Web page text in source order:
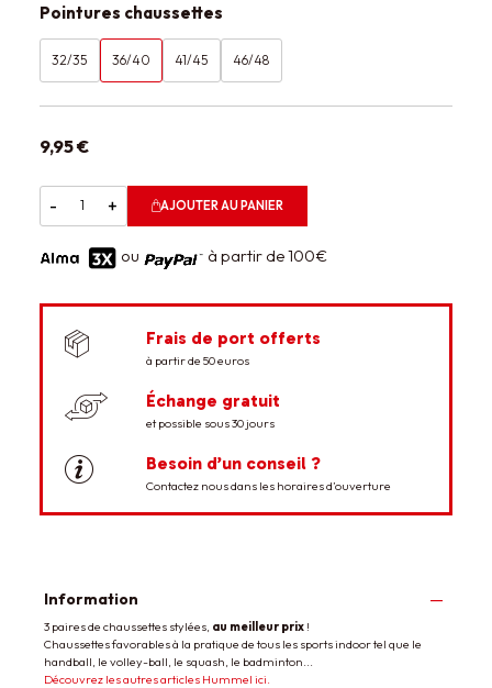
Pointures chaussettes
32/35 36/40 41/45 46/48
9,95 €
- + AJOUTER AU PANIER
ou à partir de 100€
Frais de port offerts
à partir de 50 euros
Échange gratuit
et possible sous 30 jours
Besoin d’un conseil ?
Contactez nous dans les horaires d’ouverture
Information
3 paires de chaussettes stylées, au meilleur prix !
Chaussettes favorables à la pratique de tous les sports indoor tel que le
handball, le volley-ball, le squash, le badminton...
Découvrez les autres articles Hummel ici.